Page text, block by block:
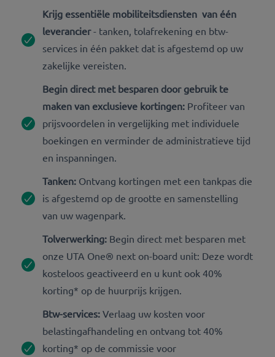
Krijg essentiële mobiliteitsdiensten van één
leverancier- tanken, tolafrekening en btw-
services in één pakket dat is afgestemd op uw
zakelijke vereisten.
Begin direct met besparen door gebruik te
maken van exclusieve kortingen: Profiteer van
prijsvoordelen in vergelijking met individuele
boekingen en verminder de administratieve tijd
en inspanningen.
Tanken: Ontvang kortingen met een tankpas die
is afgestemd op de grootte en samenstelling
van uw wagenpark.
Tolverwerking: Begin direct met besparen met
onze UTA One® next on-board unit: Deze wordt
kosteloos geactiveerd en u kunt ook 40%
korting* op de huurprijs krijgen.
Btw-services: Verlaag uw kosten voor
belastingafhandeling en ontvang tot 40%
korting* op de commissie voor